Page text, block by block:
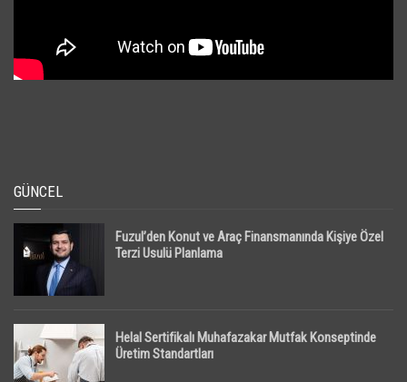
GÜNCEL
Fuzul’den Konut ve Araç Finansmanında Kişiye Özel
Terzi Usulü Planlama
Helal Sertifikalı Muhafazakar Mutfak Konseptinde
Üretim Standartları